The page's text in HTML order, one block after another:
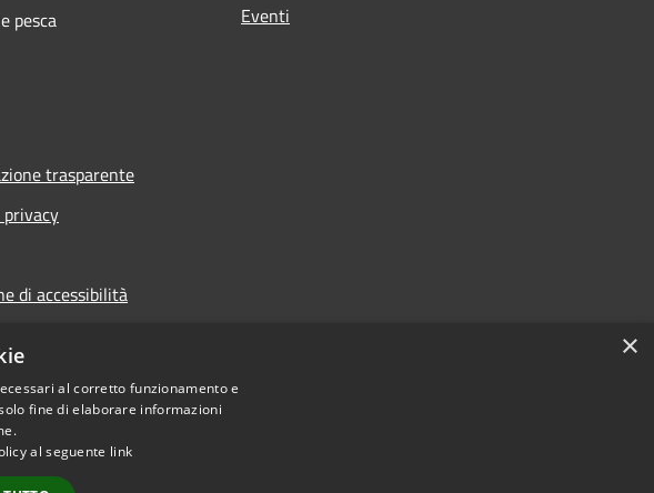
pesca
Eventi
trasparente
di accessibilità
×
al corretto funzionamento e
fine di elaborare informazioni
al seguente link